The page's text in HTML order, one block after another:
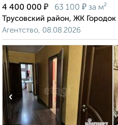
4 400 000 ₽ 63 100 ₽ за м²
Трусовский район, ЖК
Агентство, 08.08.2026
‹